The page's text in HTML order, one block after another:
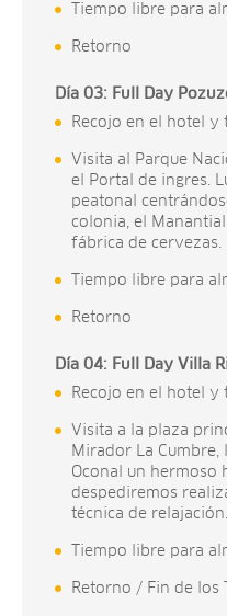
Tiempo libre para
Retorno
Día 03: Full Day
Recojo en el hotel y
Visita al Parque
el Portal de ingres.
peatonal
colonia, el
fábrica de cervezas.
Tiempo libre para
Retorno
Día 04: Full Day Villa
Recojo en el hotel y
Visita a la plaza
Mirador La Cumbre,
Oconal un hermoso
despediremos
técnica de relajación.
Tiempo libre para
Retorno / Fin de los